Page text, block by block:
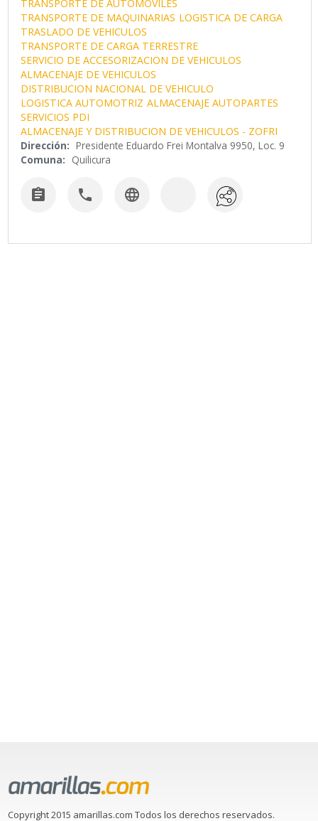
TRANSPORTE DE AUTOMOVILES
TRANSPORTE DE MAQUINARIAS LOGISTICA DE CARGA
TRASLADO DE VEHICULOS
TRANSPORTE DE CARGA TERRESTRE
SERVICIO DE ACCESORIZACION DE VEHICULOS
ALMACENAJE DE VEHICULOS
DISTRIBUCION NACIONAL DE VEHICULO
LOGISTICA AUTOMOTRIZ ALMACENAJE AUTOPARTES
SERVICIOS PDI
ALMACENAJE Y DISTRIBUCION DE VEHICULOS - ZOFRI
Dirección: Presidente Eduardo Frei Montalva 9950, Loc. 9
Comuna: Quilicura
  
Copyright 2015 amarillas.com Todos los derechos reservados.